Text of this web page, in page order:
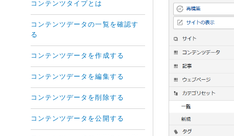
コンテンツタイプとは
コンテンツデータの一覧を確認す
る
コンテンツデータを作成する
コンテンツデータを編集する
コンテンツデータを削除する
コンテンツデータを公開する